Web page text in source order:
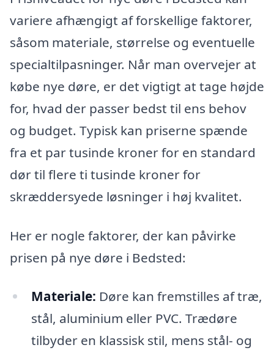
variere afhængigt af forskellige faktorer,
såsom materiale, størrelse og eventuelle
specialtilpasninger. Når man overvejer at
købe nye døre, er det vigtigt at tage højde
for, hvad der passer bedst til ens behov
og budget. Typisk kan priserne spænde
fra et par tusinde kroner for en standard
dør til flere ti tusinde kroner for
skræddersyede løsninger i høj kvalitet.
Her er nogle faktorer, der kan påvirke
prisen på nye døre i Bedsted:
Materiale: Døre kan fremstilles af træ,
stål, aluminium eller PVC. Trædøre
tilbyder en klassisk stil, mens stål- og